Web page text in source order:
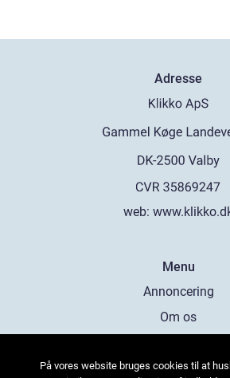
Adresse
web:
Menu
Annoncering
Om os
Kontakt os
På vores website bruges cookies til at